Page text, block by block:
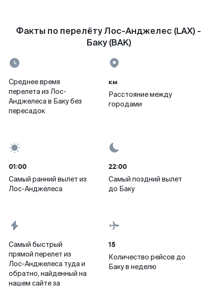
Факты по перелёту Лос-Анджелес (LAX) -
Баку (BAK)
Среднее время
перелета из Лос-
Анджелеса в Баку без
пересадок
км
Расстояние между
городами
01:00
Самый ранний вылет из
Лос-Анджелеса
22:00
Самый поздний вылет
до Баку
Самый быстрый
прямой перелет из
Лос-Анджелеса туда и
обратно, найденный на
нашем сайте за
15
Количество рейсов до
Баку в неделю